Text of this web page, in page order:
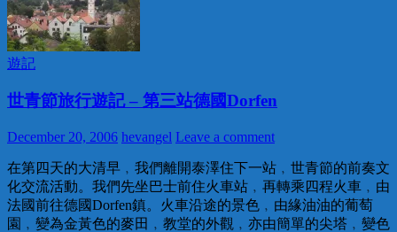
遊記
世青節旅行遊記 – 第三站德國Dorfen
December 20, 2006 hevangel Leave a comment
在第四天的大清早﹐我們離開泰澤住下一站﹐世青節的前奏文
化交流活動。我們先坐巴士前住火車站﹐再轉乘四程火車﹐由
法國前往德國Dorfen鎮。火車沿途的景色﹐由緣油油的葡萄
園﹐變為金黃色的麥田﹐教堂的外觀﹐亦由簡單的尖塔﹐變色